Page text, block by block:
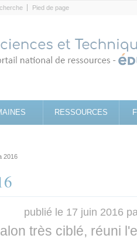
Pied de page
RESSOURCES
2016
publié le 17 juin 2016
très ciblé, réuni